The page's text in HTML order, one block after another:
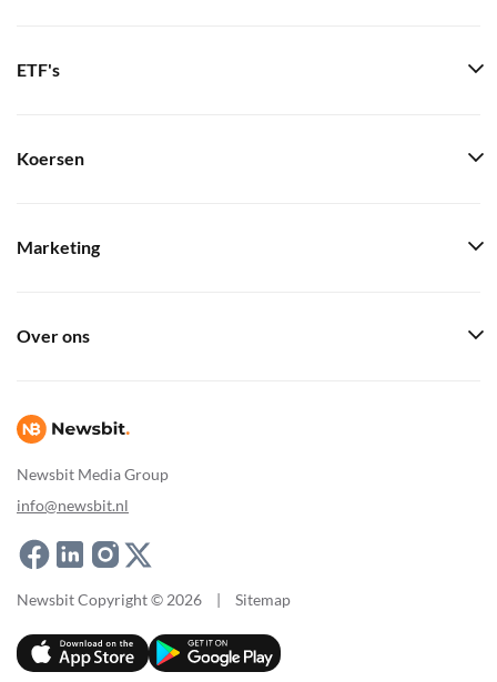
Newsbit Media Group
info@newsbit.nl
ETF's
Koersen
Marketing
Over ons
Newsbit Copyright © 2026 | Sitemap